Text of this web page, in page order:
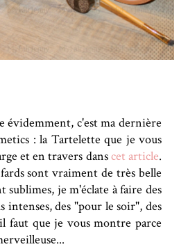
évidemment, c'est ma dernière
: la Tartelette que je vous
et en travers danscet article.
sont vraiment de très belle
sublimes, je m'éclate à faire des
intenses, des "pour le soir", des
faut que je vous montre parce